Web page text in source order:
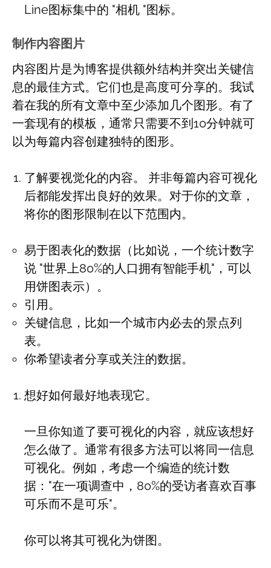
Line图标集中的 "相机 "图标。
制作内容图片
内容图片是为博客提供额外结构并突出关键信
息的最佳方式。它们也是高度可分享的。我试
着在我的所有文章中至少添加几个图形。有了
一套现有的模板，通常只需要不到10分钟就可
以为每篇内容创建独特的图形。
了解要视觉化的内容。 并非每篇内容可视化
后都能发挥出良好的效果。对于你的文章，
将你的图形限制在以下范围内。
易于图表化的数据（比如说，一个统计数字
说 "世界上80%的人口拥有智能手机"，可以
用饼图表示）。
引用。
关键信息，比如一个城市内必去的景点列
表。
你希望读者分享或关注的数据。
想好如何最好地表现它。
一旦你知道了要可视化的内容，就应该想好
怎么做了。通常有很多方法可以将同一信息
可视化。例如，考虑一个编造的统计数
据："在一项调查中，80%的受访者喜欢百事
可乐而不是可乐"。
你可以将其可视化为饼图。